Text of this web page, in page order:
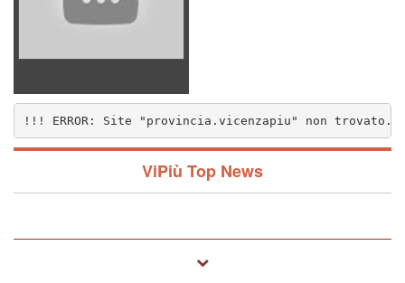
non trovato.. (1572)
!!! ERROR: Site "provincia.vicenzapiu" non trovato..
ViPiù Top News